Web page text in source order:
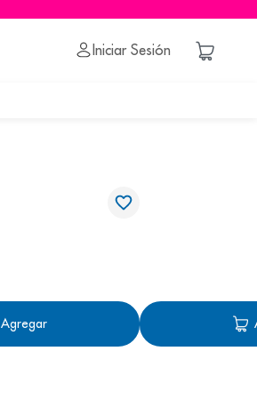
Iniciar Sesión
Agregar